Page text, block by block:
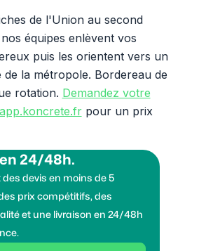
de l'Union au second
équipes enlèvent vos
puis les orientent vers un
la métropole. Bordereau de
rotation. Demandez votre
pour un prix
24/48h.
des devis en moins de 5
prix compétitifs, des
et une livraison en 24/48h